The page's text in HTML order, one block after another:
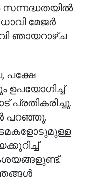
സന്നദ്ധതയിൽ
മേജർ
ഞായറാഴ്ച
പക്ഷേ
പറഞ്ഞു.
ഞങ്ങൾ